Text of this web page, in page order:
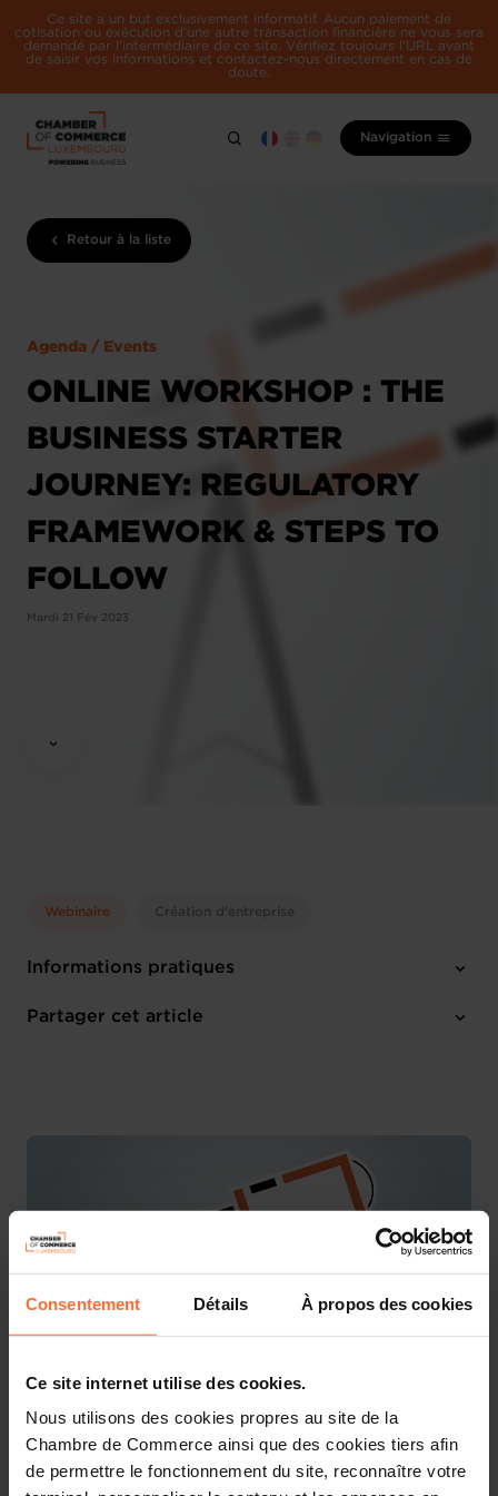
Consentement Détails À propos des cookies
Ce site internet utilise des cookies.
Nous utilisons des cookies propres au site de la
Chambre de Commerce ainsi que des cookies tiers afin
de permettre le fonctionnement du site, reconnaître votre
Ce site a un but exclusivement informatif. Aucun paiement de
cotisation ou exécution d'une autre transaction financière ne vous sera
demandé par l'intermédiaire de ce site. Vérifiez toujours l'URL avant
de saisir vos informations et contactez-nous directement en cas de
doute.
Navigation
Retour à la liste
Agenda / Events
ONLINE WORKSHOP : THE
BUSINESS STARTER
JOURNEY: REGULATORY
FRAMEWORK & STEPS TO
FOLLOW
Mardi 21 Fév 2023
Webinaire Création d'entreprise
Informations pratiques
10:00 - 12:00
Partager cet article
You are starting a business from scratch or buying an
existing one in Luxembourg? Let’s get guided by the
advisors of the House of Entrepreneurship, the single